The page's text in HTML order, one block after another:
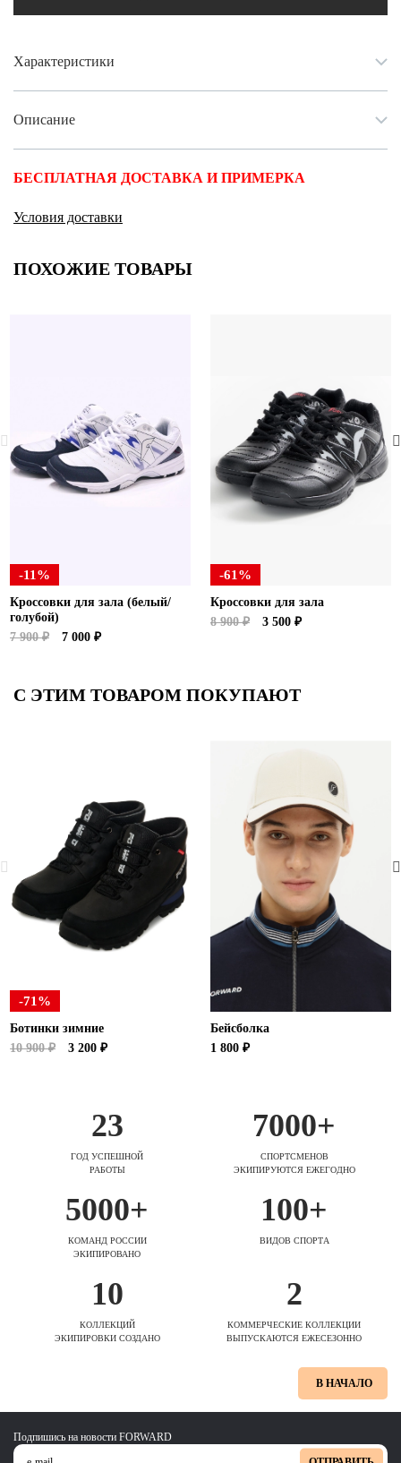
Характеристики
Описание
БЕСПЛАТНАЯ ДОСТАВКА И ПРИМЕРКА
Условия доставки
ПОХОЖИЕ ТОВАРЫ
-11%
Кроссовки для зала (белый/
голубой)
7 900 ₽
7 000 ₽
-61%
Кроссовки для зала
8 900 ₽
3 500 ₽
С ЭТИМ ТОВАРОМ ПОКУПАЮТ
-71%
Ботинки зимние
10 900 ₽
3 200 ₽
Бейсболка
1 800 ₽
23
ГОД УСПЕШНОЙ
РАБОТЫ
7000+
СПОРТСМЕНОВ
ЭКИПИРУЮТСЯ ЕЖЕГОДНО
5000+
КОМАНД РОССИИ
ЭКИПИРОВАНО
100+
ВИДОВ СПОРТА
10
КОЛЛЕКЦИЙ
ЭКИПИРОВКИ СОЗДАНО
2
КОММЕРЧЕСКИЕ КОЛЛЕКЦИИ
ВЫПУСКАЮТСЯ ЕЖЕСЕЗОННО
В НАЧАЛО
Подпишись на новости FORWARD